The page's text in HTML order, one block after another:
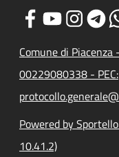
Comune di
00229080338 - PEC:
Powered by
10.41.2)